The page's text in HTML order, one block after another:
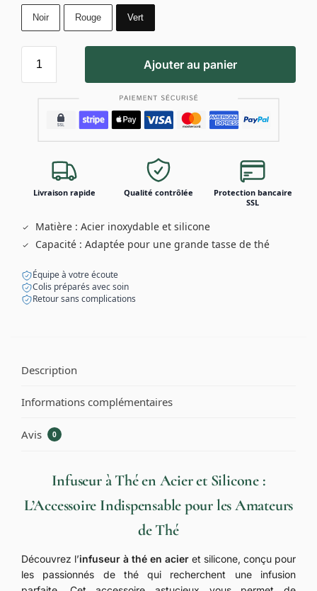
Noir Rouge Vert
Ajouter au panier
Livraison rapide Qualité contrôlée
Protection bancaire
SSL
Matière : Acier inoxydable et silicone
Capacité : Adaptée pour une grande tasse de thé
Équipe à votre écoute
Colis préparés avec soin
Retour sans complications
Description
Informations complémentaires
Avis 0
Infuseur à Thé en Acier et Silicone :
L’Accessoire Indispensable pour les Amateurs
de Thé
Découvrez l’infuseur à thé en acier et silicone, conçu pour
les passionnés de thé qui recherchent une infusion